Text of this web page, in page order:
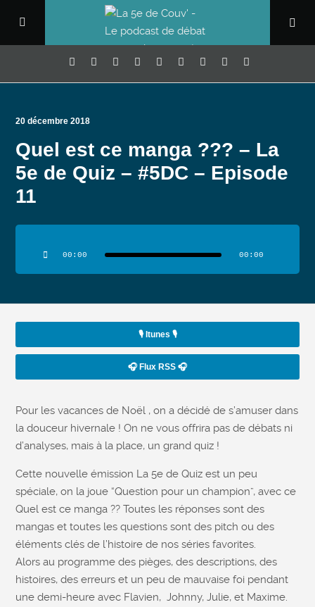
20 décembre 2018
Quel est ce manga ??? – La
5e de Quiz – #5DC – Episode
11
audio00:00 00:00
🎙️ Itunes 🎙️
🎧 Flux RSS 🎧
Pour les vacances de Noël , on a décidé de s’amuser dans
la douceur hivernale ! On ne vous offrira pas de débats ni
d’analyses, mais à la place, un grand quiz !
Cette nouvelle émission La 5e de Quiz est un peu
spéciale, on la joue “Question pour un champion”, avec ce
Quel est ce manga ?? Toutes les réponses sont des
mangas et toutes les questions sont des pitch ou des
éléments clés de l’histoire de nos séries favorites.
Alors au programme des pièges, des descriptions, des
histoires, des erreurs et un peu de mauvaise foi pendant
une demi-heure avec Flavien, Johnny, Julie, et Maxime.